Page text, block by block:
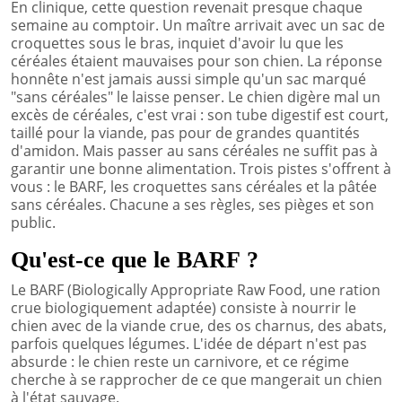
En clinique, cette question revenait presque chaque
semaine au comptoir. Un maître arrivait avec un sac de
croquettes sous le bras, inquiet d'avoir lu que les
céréales étaient mauvaises pour son chien. La réponse
honnête n'est jamais aussi simple qu'un sac marqué
"sans céréales" le laisse penser. Le chien digère mal un
excès de céréales, c'est vrai : son tube digestif est court,
taillé pour la viande, pas pour de grandes quantités
d'amidon. Mais passer au sans céréales ne suffit pas à
garantir une bonne alimentation. Trois pistes s'offrent à
vous : le BARF, les croquettes sans céréales et la pâtée
sans céréales. Chacune a ses règles, ses pièges et son
public.
Qu'est-ce que le BARF ?
Le BARF (Biologically Appropriate Raw Food, une ration
crue biologiquement adaptée) consiste à nourrir le
chien avec de la viande crue, des os charnus, des abats,
parfois quelques légumes. L'idée de départ n'est pas
absurde : le chien reste un carnivore, et ce régime
cherche à se rapprocher de ce que mangerait un chien
à l'état sauvage.